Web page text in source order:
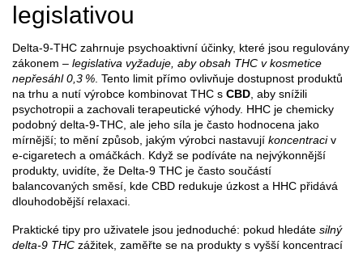
legislativou
Delta‑9‑THC zahrnuje psychoaktivní účinky, které jsou regulovány
zákonem – legislativa vyžaduje, aby obsah THC v kosmetice
nepřesáhl 0,3 % . Tento limit přímo ovlivňuje dostupnost produktů
na trhu a nutí výrobce kombinovat THC s CBD , aby snížili
psychotropii a zachovali terapeutické výhody. HHC je chemicky
podobný delta‑9‑THC, ale jeho síla je často hodnocena jako
mírnější; to mění způsob, jakým výrobci nastavují koncentraciv
e‑cigaretech a omáčkách. Když se podíváte na nejvýkonnější
produkty, uvidíte, že Delta‑9 THC je často součástí
balancovaných směsí, kde CBD redukuje úzkost a HHC přidává
dlouhodobější relaxaci.
Praktické tipy pro uživatele jsou jednoduché: pokud hledáte silný
delta‑9 THC zážitek, zaměřte se na produkty s vyšší koncentrací